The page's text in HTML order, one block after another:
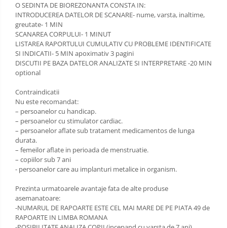
O SEDINTA DE BIOREZONANTA CONSTA IN:
INTRODUCEREA DATELOR DE SCANARE- nume, varsta, inaltime,
greutate- 1 MIN
SCANAREA CORPULUI- 1 MINUT
LISTAREA RAPORTULUI CUMULATIV CU PROBLEME IDENTIFICATE
SI INDICATII- 5 MIN apoximativ 3 pagini
DISCUTII PE BAZA DATELOR ANALIZATE SI INTERPRETARE -20 MIN
optional
Contraindicatii
Nu este recomandat:
– persoanelor cu handicap.
– persoanelor cu stimulator cardiac.
– persoanelor aflate sub tratament medicamentos de lunga
durata.
– femeilor aflate in perioada de menstruatie.
– copiilor sub 7 ani
- persoanelor care au implanturi metalice in organism.
Prezinta urmatoarele avantaje fata de alte produse
asemanatoare:
-NUMARUL DE RAPOARTE ESTE CEL MAI MARE DE PE PIATA 49 de
RAPOARTE IN LIMBA ROMANA